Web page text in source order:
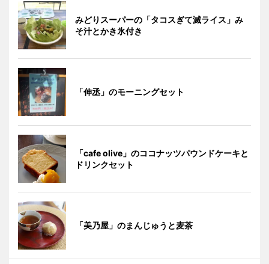
みどりスーパーの「タコスぎて滅ライス」み
そ汁とかき氷付き
「伸丞」のモーニングセット
「cafe olive」のココナッツパウンドケーキと
ドリンクセット
「美乃屋」のまんじゅうと麦茶